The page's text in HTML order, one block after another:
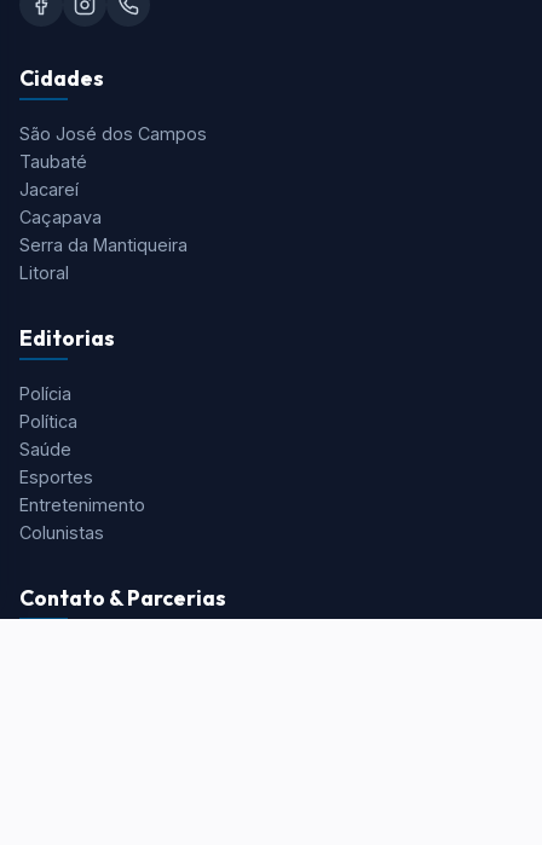
Cidades
São José dos Campos
Taubaté
Jacareí
Caçapava
Serra da Mantiqueira
Litoral
Editorias
Polícia
Política
Saúde
Esportes
Entretenimento
Colunistas
Contato & Parcerias